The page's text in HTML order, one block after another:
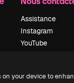
Assistance
Instagram
YouTube
Discord
your device to